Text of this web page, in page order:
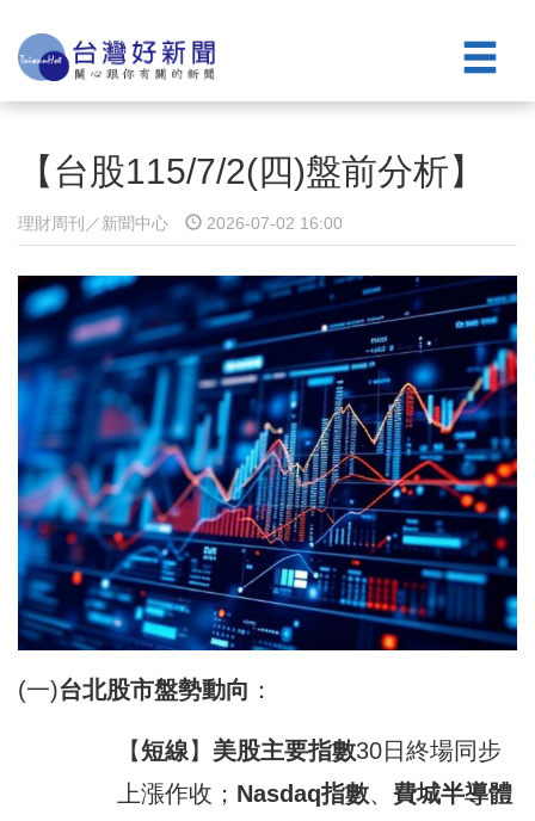
【台股115/7/2(四)盤前分析】
理財周刊／新聞中心 2026-07-02 16:00
(一)台北股市盤勢動向 ：
【短線】 美股主要指數30日終場同步
上漲作收； Nasdaq指數、 費城半導體